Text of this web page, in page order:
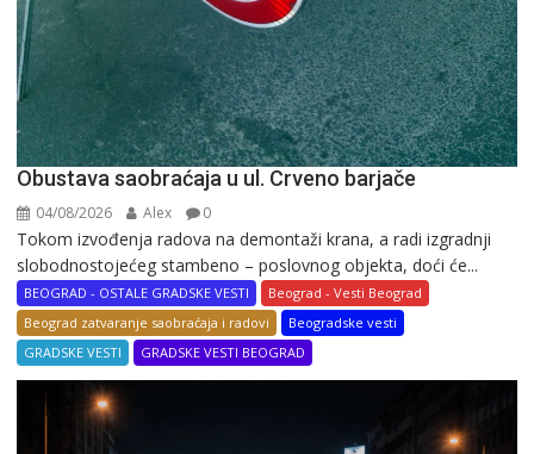
Obustava saobraćaja u ul. Crveno barjače
04/08/2026 Alex 0
Tokom izvođenja radova na demontaži krana, a radi izgradnji
slobodnostojećeg stambeno – poslovnog objekta, doći će...
BEOGRAD - OSTALE GRADSKE VESTI
Beograd - Vesti Beograd
Beograd zatvaranje saobraćaja i radovi
Beogradske vesti
GRADSKE VESTI
GRADSKE VESTI BEOGRAD